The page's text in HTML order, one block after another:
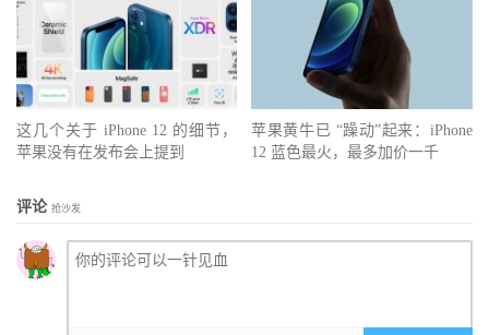
这几个关于 iPhone 12 的细节，
苹果没有在发布会上提到
苹果黄牛已 “躁动”起来：iPhone
12 蓝色最火，最多加价一千
评论 抢沙发